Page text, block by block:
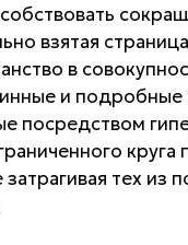
взятая
в
и подробные
посредством
круга
тех из